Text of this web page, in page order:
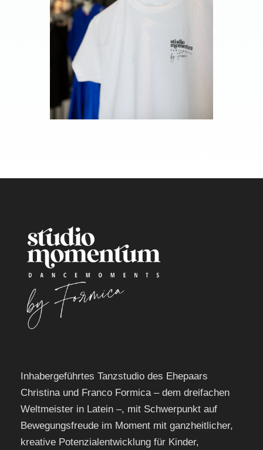
Inhabergeführtes Tanzstudio des Ehepaars
Christina und Franco Formica – dem dreifachen
Weltmeister in Latein –, mit Schwerpunkt auf
Bewegungsfreude im Moment mit ganzheitlicher,
kreative Potenzialentwicklung für Kinder,